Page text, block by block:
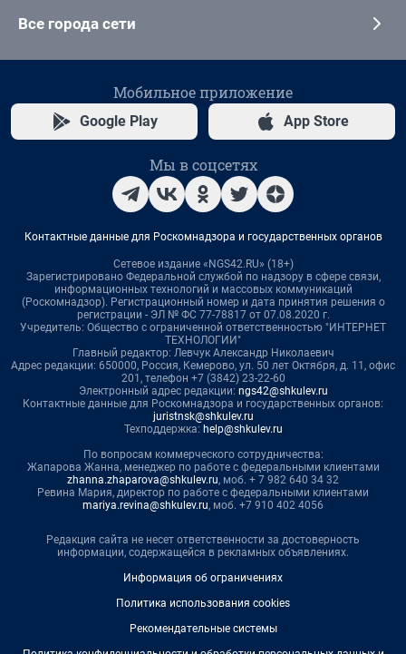
Все города сети
Мобильное приложение
Google Play App Store
Мы в соцсетях
Контактные данные для Роскомнадзора и государственных органов
Сетевое издание «NGS42.RU» (18+)
Зарегистрировано Федеральной службой по надзору в сфере связи,
информационных технологий и массовых коммуникаций
(Роскомнадзор). Регистрационный номер и дата принятия решения о
регистрации - ЭЛ № ФС 77-78817 от 07.08.2020 г.
Учредитель: Общество с ограниченной ответственностью "ИНТЕРНЕТ
ТЕХНОЛОГИИ"
Главный редактор: Левчук Александр Николаевич
Адрес редакции: 650000, Россия, Кемерово, ул. 50 лет Октября, д. 11, офис
201, телефон +7 (3842) 23-22-60
Электронный адрес редакции: ngs42@shkulev.ru
Контактные данные для Роскомнадзора и государственных органов:
juristnsk@shkulev.ru
Техподдержка: help@shkulev.ru
По вопросам коммерческого сотрудничества:
Жапарова Жанна, менеджер по работе с федеральными клиентами
zhanna.zhaparova@shkulev.ru, моб. + 7 982 640 34 32
Ревина Мария, директор по работе с федеральными клиентами
mariya.revina@shkulev.ru, моб. +7 910 402 4056
Редакция сайта не несет ответственности за достоверность
информации, содержащейся в рекламных объявлениях.
Информация об ограничениях
Политика использования cookies
Рекомендательные системы